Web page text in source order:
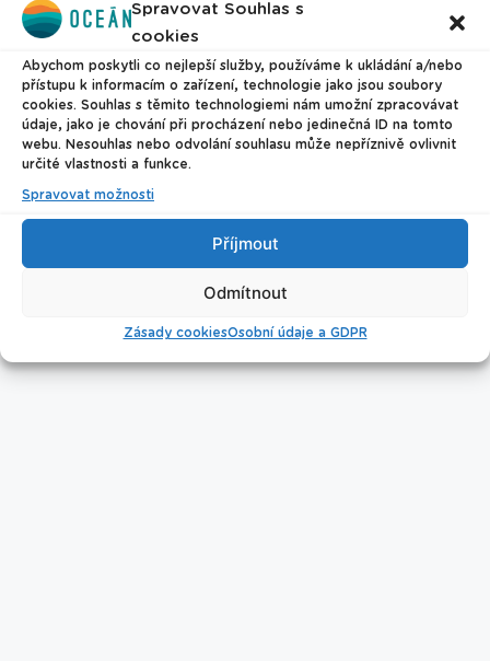
Spravovat Souhlas s
cookies
Abychom poskytli co nejlepší služby, používáme k ukládání a/nebo
přístupu k informacím o zařízení, technologie jako jsou soubory
cookies. Souhlas s těmito technologiemi nám umožní zpracovávat
údaje, jako je chování při procházení nebo jedinečná ID na tomto
webu. Nesouhlas nebo odvolání souhlasu může nepříznivě ovlivnit
určité vlastnosti a funkce.
Spravovat možnosti
Příjmout
Odmítnout
Zásady cookiesOsobní údaje a GDPR
© 2026 Plavecké centrum Oceán
Nastavení cookies
Úklid bazénu